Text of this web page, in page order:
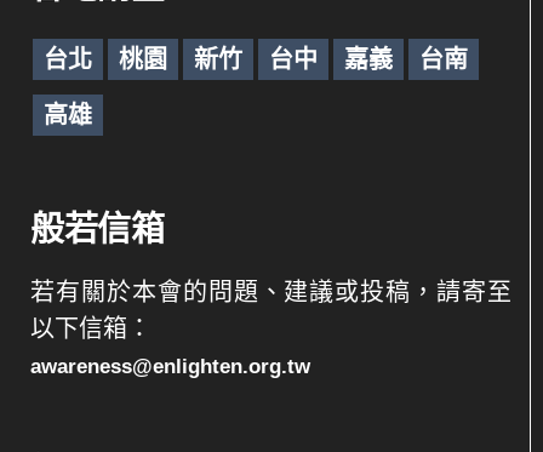
台北 桃園 新竹 台中 嘉義 台南
高雄
般若信箱
若有關於本會的問題、建議或投稿，請寄至
以下信箱：
awareness@enlighten.org.tw